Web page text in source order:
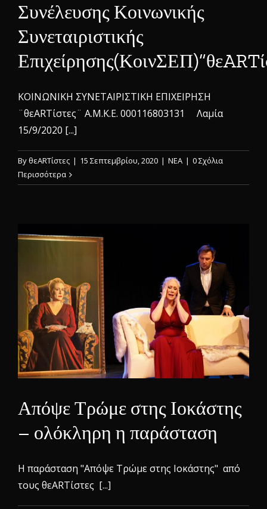
Συνέλευσης Κοινωνικής
Συνεταιριστικής
ΚΟΙΝΩΝΙΚΗ ΣΥΝΕΤΑΙΡΙΣΤΙΚΗ ΕΠΙΧΕΙΡΗΣΗ
¨θεARTίστες¨ Α.Μ.Κ.Ε. 000116803131 Λαμία
15/9/2020 [...]
ByθεARTίστες | 15 Σεπτεμβρίου, 2020 | ΝΕΑ | 0 Σχόλια
Περισσότερα
Απόψε Τρώμε στης Ιοκάστης
– ολόκληρη η παράσταση
Η παράσταση "Απόψε Τρώμε στης Ιοκάστης" από
τους θεARTίστες [...]